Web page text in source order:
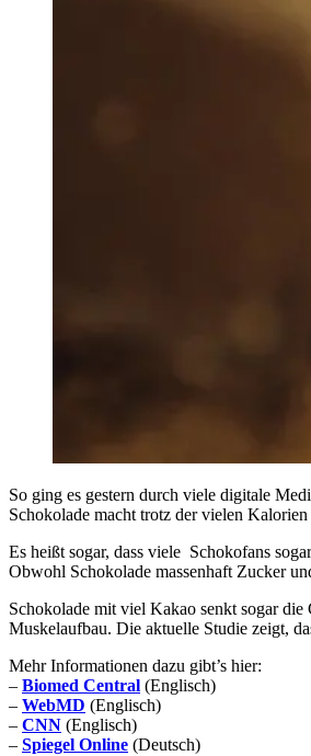
So ging es gestern durch viele digitale
Schokolade macht trotz der vielen
Es heißt sogar, dass viele Schokofans
Obwohl Schokolade massenhaft Zucker
Schokolade mit viel Kakao senkt sogar
Muskelaufbau. Die aktuelle Studie zeigt,
Mehr Informationen dazu gibt’s hier:
– Biomed Central (Englisch)
– WebMD (Englisch)
– CNN (Englisch)
– Spiegel Online (Deutsch)